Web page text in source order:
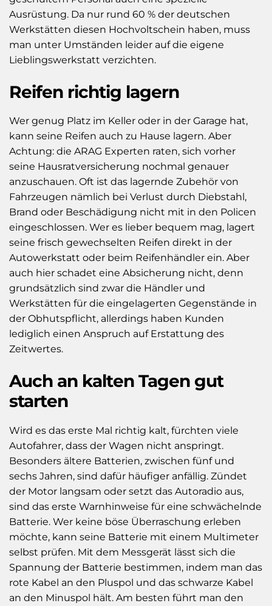
Ausrüstung. Da nur rund 60 % der deutschen
Werkstätten diesen Hochvoltschein haben, muss
man unter Umständen leider auf die eigene
Lieblingswerkstatt verzichten.
Reifen richtig lagern
Wer genug Platz im Keller oder in der Garage hat,
kann seine Reifen auch zu Hause lagern. Aber
Achtung: die ARAG Experten raten, sich vorher
seine Hausratversicherung nochmal genauer
anzuschauen. Oft ist das lagernde Zubehör von
Fahrzeugen nämlich bei Verlust durch Diebstahl,
Brand oder Beschädigung nicht mit in den Policen
eingeschlossen. Wer es lieber bequem mag, lagert
seine frisch gewechselten Reifen direkt in der
Autowerkstatt oder beim Reifenhändler ein. Aber
auch hier schadet eine Absicherung nicht, denn
grundsätzlich sind zwar die Händler und
Werkstätten für die eingelagerten Gegenstände in
der Obhutspflicht, allerdings haben Kunden
lediglich einen Anspruch auf Erstattung des
Zeitwertes.
Auch an kalten Tagen gut
starten
Wird es das erste Mal richtig kalt, fürchten viele
Autofahrer, dass der Wagen nicht anspringt.
Besonders ältere Batterien, zwischen fünf und
sechs Jahren, sind dafür häufiger anfällig. Zündet
der Motor langsam oder setzt das Autoradio aus,
sind das erste Warnhinweise für eine schwächelnde
Batterie. Wer keine böse Überraschung erleben
möchte, kann seine Batterie mit einem Multimeter
selbst prüfen. Mit dem Messgerät lässt sich die
Spannung der Batterie bestimmen, indem man das
rote Kabel an den Pluspol und das schwarze Kabel
an den Minuspol hält. Am besten führt man den